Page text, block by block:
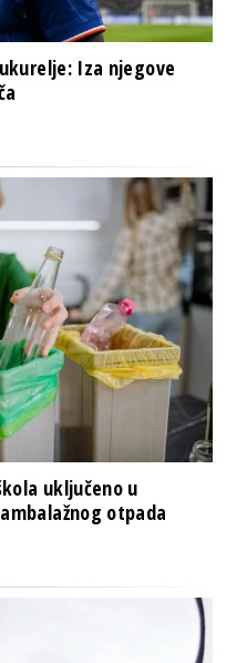
Iza njegove
uključeno u
otpada